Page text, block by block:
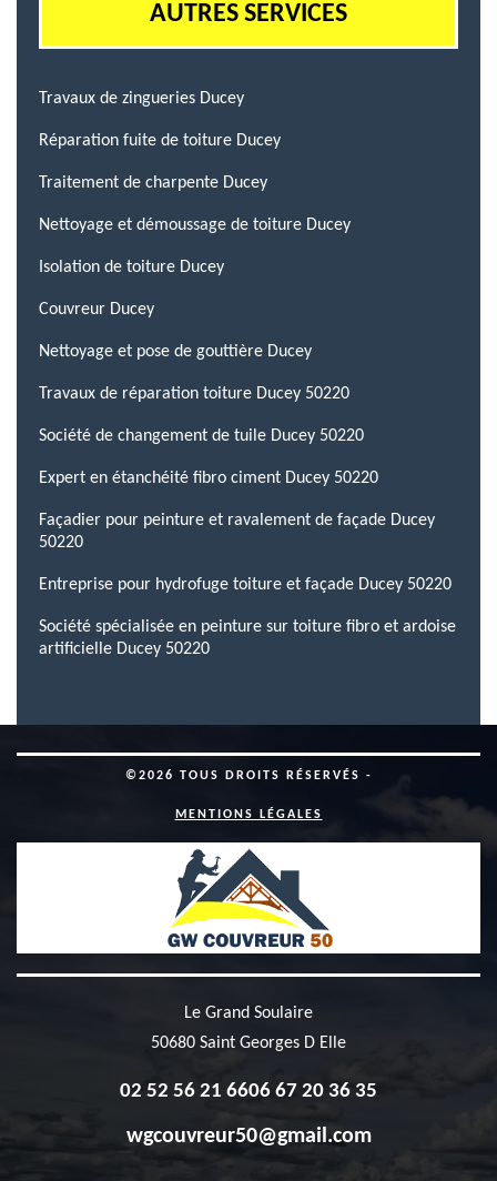
AUTRES SERVICES
Travaux de zingueries Ducey
Réparation fuite de toiture Ducey
Traitement de charpente Ducey
Nettoyage et démoussage de toiture Ducey
Isolation de toiture Ducey
Couvreur Ducey
Nettoyage et pose de gouttière Ducey
Travaux de réparation toiture Ducey 50220
Société de changement de tuile Ducey 50220
Expert en étanchéité fibro ciment Ducey 50220
Façadier pour peinture et ravalement de façade Ducey
50220
Entreprise pour hydrofuge toiture et façade Ducey 50220
Société spécialisée en peinture sur toiture fibro et ardoise
artificielle Ducey 50220
©2026 TOUS DROITS RÉSERVÉS -
MENTIONS LÉGALES
Le Grand Soulaire
50680 Saint Georges D Elle
02 52 56 21 6606 67 20 36 35
wgcouvreur50@gmail.com